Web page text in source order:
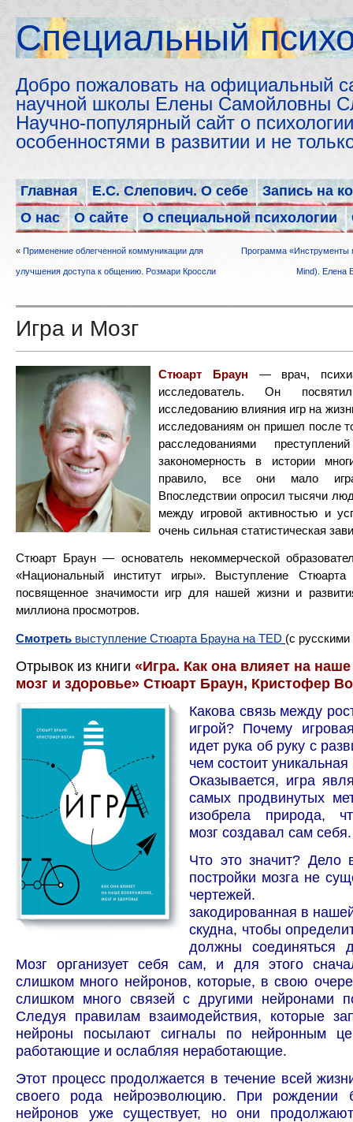
Cпециальный
Добро пожаловать на официальный
научной школы Елены Самойловны
Научно-популярный сайт о
особенностями в развитии и не
Главная Е.С. Слепович. О себе
Запись на
О нас
О сайте О специальной психологии
« Применение облегченной коммуникации для
улучшения доступа к общению. Розмари Кроссли
Программа «Инструменты
Mind). Елена
Игра и Мозг
Стюарт Браун — врач,
исследователь. Он
исследованию влияния игр на
исследованиям он пришел после
расследованиями
закономерность в истории
правило, все они мало
Впоследствии опросил тысячи
между игровой активностью и
очень сильная статистическая
Стюарт Браун — основатель некоммерческой
«Национальный институт игры». Выступление
посвященное значимости игр для нашей жизни и
миллиона просмотров.
Смотреть выступление Стюарта Брауна на TED (с
Отрывок из книги «Игра. Как она влияет на
мозг и здоровье» Стюарт Браун, Кристофер
Какова связь между
игрой? Почему
идет рука об руку с
чем состоит
Оказывается, игра
самых продвинутых
изобрела природа,
мозг создавал сам себя.
Что это значит? Дело
постройки мозга не
чертежей.
закодированная в
скудна, чтобы
должны соединяться
Мозг организует себя сам, и для этого
слишком много нейронов, которые, в свою
слишком много связей с другими нейронами
Следуя правилам взаимодействия, которые
нейроны посылают сигналы по нейронным
работающие и ослабляя неработающие.
Этот процесс продолжается в течение всей
своего рода нейроэволюцию. При рождении
нейронов уже существует, но они